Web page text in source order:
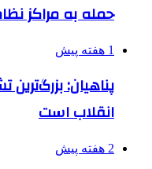
حمله به مراکز
1 هفته پیش
پناهیان:
انقلاب است
2 هفته پیش